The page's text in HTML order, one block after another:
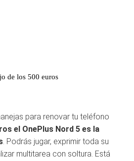
de los 500 euros
para renovar tu teléfono
el OnePlus Nord 5 es la
. Podrás jugar, exprimir toda su
multitarea con soltura. Está